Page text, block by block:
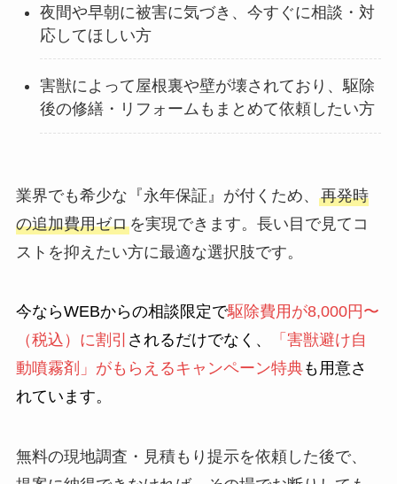
夜間や早朝に被害に気づき、今すぐに相談・対
応してほしい方
害獣によって屋根裏や壁が壊されており、駆除
後の修繕・リフォームもまとめて依頼したい方
業界でも希少な『永年保証』が付くため、 再発時
の追加費用ゼロを実現できます。長い目で見てコ
ストを抑えたい方に最適な選択肢です。
今ならWEBからの相談限定で駆除費用が8,000円〜
（税込）に割引 されるだけでなく、
「害獣避け自
動噴霧剤」がもらえるキャンペーン特典も用意さ
れています。
無料の現地調査・見積もり提示を依頼した後で、